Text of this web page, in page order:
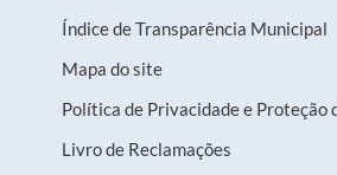
Índice de Transparência Municipal
Mapa do site
Política de Privacidade e Proteção
Livro de Reclamações